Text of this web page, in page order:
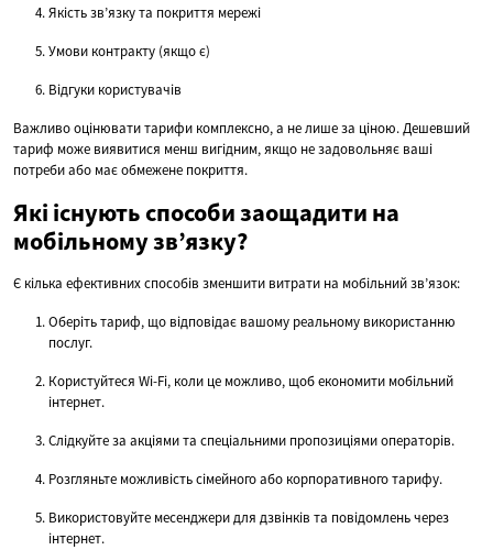
Якість зв’язку та покриття мережі
Умови контракту (якщо є)
Відгуки користувачів
Важливо оцінювати тарифи комплексно, а не лише за ціною. Дешевший
тариф може виявитися менш вигідним, якщо не задовольняє ваші
потреби або має обмежене покриття.
Які існують способи заощадити на
мобільному зв’язку?
Є кілька ефективних способів зменшити витрати на мобільний зв’язок:
Оберіть тариф, що відповідає вашому реальному використанню
послуг.
Користуйтеся Wi-Fi, коли це можливо, щоб економити мобільний
інтернет.
Слідкуйте за акціями та спеціальними пропозиціями операторів.
Розгляньте можливість сімейного або корпоративного тарифу.
Використовуйте месенджери для дзвінків та повідомлень через
інтернет.